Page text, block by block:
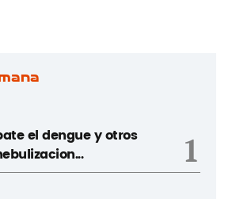
el dengue y otros
1